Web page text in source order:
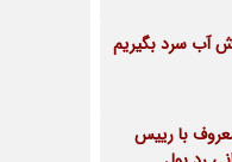
آب سرد بگیریم
با رییس